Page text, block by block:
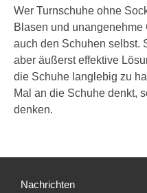
Wer Turnschuhe ohne
Blasen und
auch den Schuhen selbst.
aber äußerst effektive
die Schuhe langlebig zu
Mal an die Schuhe denkt,
denken.
Nachrichten